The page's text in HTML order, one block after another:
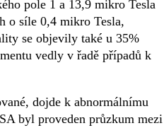
pole 1 a 13,9 mikro Tesla
o síle 0,4 mikro Tesla,
se objevily také u 35%
vedly v řadě případů k
dojde k abnormálnímu
byl proveden průzkum mezi